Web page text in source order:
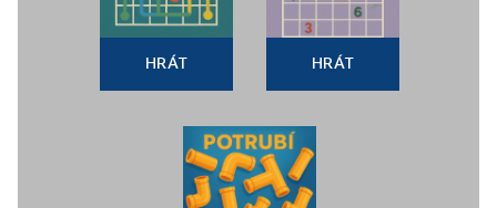
HRÁT HRÁT